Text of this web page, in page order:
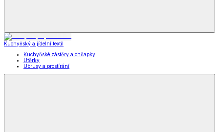
Kuchyňský a jídelní textil
Kuchyňské zástěry a chňapky
Utěrky
Ubrusy a prostírání